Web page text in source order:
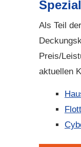
Als Teil
Preis/
aktuellen